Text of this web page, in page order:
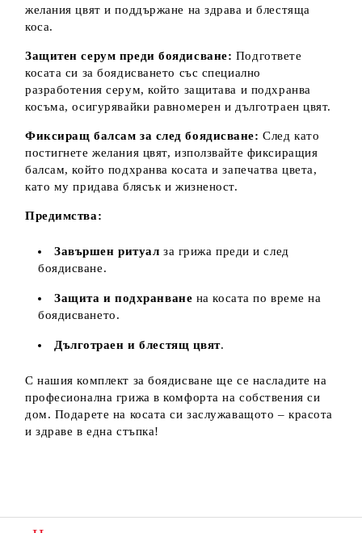
желания цвят и поддържане на здрава и блестяща
коса.
Защитен серум преди боядисване: Подгответе
косата си за боядисването със специално
разработения серум, който защитава и подхранва
косъма, осигурявайки равномерен и дълготраен цвят.
Фиксиращ балсам за след боядисване: След като
постигнете желания цвят, използвайте фиксиращия
балсам, който подхранва косата и запечатва цвета,
като му придава блясък и жизненост.
Предимства:
Завършен ритуал за грижа преди и след
боядисване.
Защита и подхранване на косата по време на
боядисването.
Дълготраен и блестящ цвят.
С нашия комплект за боядисване ще се насладите на
професионална грижа в комфорта на собствения си
дом. Подарете на косата си заслужаващото – красота
и здраве в една стъпка!